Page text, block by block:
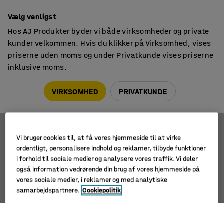
Pallegafler
Filtre Sortér
2 produkter
Vælg venligst
Hos AJ Produkter byder vi både virksomheder og private
kunder velkommen. Hvis du klikker på Virksomhed, vises
priserne uden moms og under Privatkunde vises priserne
inklusive moms.
VIRKSOMHED PRIVATKUNDE
Vi bruger cookies til, at få vores hjemmeside til at virke
ordentligt, personalisere indhold og reklamer, tilbyde funktioner
i forhold til sociale medier og analysere vores traffik. Vi deler
også information vedrørende din brug af vores hjemmeside på
vores sociale medier, i reklamer og med analytiske
samarbejdspartnere. Cookiepolitik